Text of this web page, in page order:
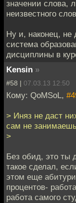
значении слова,
неизвестного
Ну и, наконец, не
система
дисциплины в
Kensin »
#58 | 07.03.13 12:50
Кому: QoMSoL,
> Иняз не даст
сам не
>
Без обид, это ты
такое сделал,
этом еще
процентов-
работа самого